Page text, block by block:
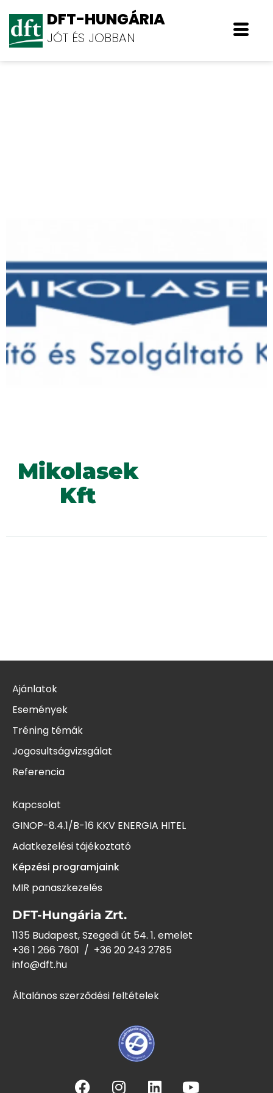
DFT-HUNGÁRIA
JÓT ÉS JOBBAN
Mikolasek
Kft
Ajánlatok
Események
Tréning témák
Jogosultságvizsgálat
Referencia
Kapcsolat
GINOP-8.4.1/B-16 KKV ENERGIA HITEL
Adatkezelési tájékoztató
Képzési programjaink
MIR panaszkezelés
DFT-Hungária Zrt.
1135 Budapest, Szegedi út 54. 1. emelet
+36 1 266 7601 / +36 20 243 2785
info@dft.hu
Általános szerződési feltételek